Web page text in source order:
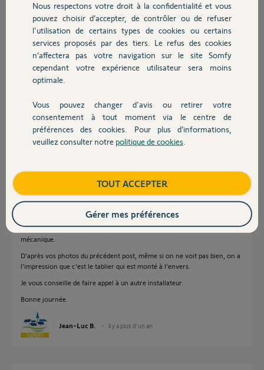
Chauffage
Autres produits
Devis avec un pro
Contact
compte tenu que de.notre côté nous n'avons pas entraveé de
quelques manières que ce soit le fonctionnement du volet et
l'installateur n'a pas su nous donner d'explication sur ce
dysfonctionnement.
Merci,
Participer au fil de discussion
Réponses
Bonjour Francis
Désolé mais Somfy ne fera rien pour vous. En effet, il ne fabrique que le
moteur et ne peut être tenu pour responsable d'un mauvais montage
mécanique.
D'après vos photos du précédent post, même si on ne voit pas bien, on a
l'impression que c'est le tablier qui est monté à l'envers.
Je vous conseille de faire appel à un autre installateur.
Bonne journée.
Jean-Luc B. il y a plus d'un an
Nous respectons votre droit à la confidentialité et vous
pouvez choisir d’accepter, de contrôler ou de refuser
l'utilisation de certains types de cookies ou certains
services proposés par des tiers. Le refus des cookies
n’affectera pas votre navigation sur le site Somfy
cependant votre expérience utilisateur sera moins
optimale.
Vous pouvez changer d'avis ou retirer votre
consentement à tout moment via le centre de
préférences des cookies. Pour plus d’informations,
veuillez consulter notre politique de cookies
TOUT ACCEPTER
Gérer mes préférences